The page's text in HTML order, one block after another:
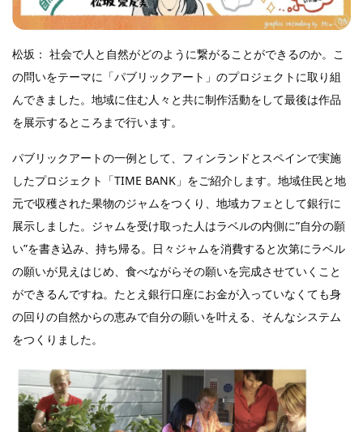
松坂： 社会で人と自然がどのように繋がることができるのか。こ
の問いをテーマに「パブリックアート」のプロジェクトに取り組
んできました。地域に住む人々と共に制作活動をして最後は作品
を展示するところまで行います。
パブリックアートの一例として、フィンランドとスペインで実施
したプロジェクト「TIME BANK」をご紹介します。地域住民と地
元で収穫された果物のジャムをつくり、地域カフェとして銀行に
展示しました。ジャムを受け取った人はラベルの内側に”自分の願
い”を書き込み、持ち帰る。日々ジャムを消費すると次第にラベル
の願いが見えはじめ、食べながらその願いを完成させていくこと
ができるんですね。たとえ銀行口座にお金が入っていなくても身
の回りの自然からの恵みで自分の願いを叶える、そんなシステム
をつくりました。